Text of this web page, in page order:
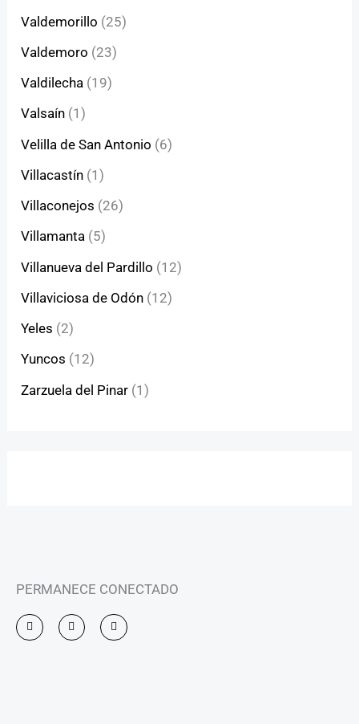
Valdemorillo (25)
Valdemoro (23)
Valdilecha (19)
Valsaín (1)
Velilla de San Antonio (6)
Villacastín (1)
Villaconejos (26)
Villamanta (5)
Villanueva del Pardillo (12)
Villaviciosa de Odón (12)
Yeles (2)
Yuncos (12)
Zarzuela del Pinar (1)
PERMANECE CONECTADO
I
n
s
F
a
c
Y
o
u